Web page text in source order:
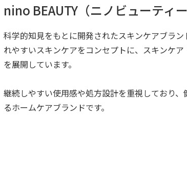
nino BEAUTY（ニノビューティー
科学的知見をもとに開発されたスキンケアブラン
れやすいスキンケアをコンセプトに、スキンケ
を展開しています。
継続しやすい使用感や処方設計を重視しており
るホームケアブランドです。